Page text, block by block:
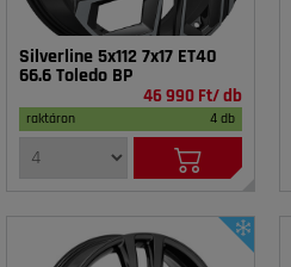
Silverline 5x112 7x17 ET40
66.6 Toledo BP
46 990 Ft/ db
raktáron 4 db